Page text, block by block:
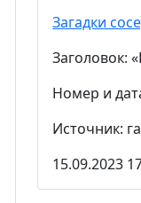
Загадки
Заголовок:
Номер и
Источник:
15.09.2023